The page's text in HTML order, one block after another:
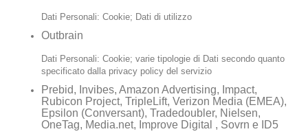
Dati Personali: Cookie; Dati di utilizzo
Outbrain
Dati Personali: Cookie; varie tipologie di Dati secondo quanto
specificato dalla privacy policy del servizio
Prebid, Invibes, Amazon Advertising, Impact,
Rubicon Project, TripleLift, Verizon Media (EMEA),
Epsilon (Conversant), Tradedoubler, Nielsen,
OneTag, Media.net, Improve Digital , Sovrn e ID5